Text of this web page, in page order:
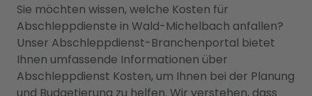
Sie möchten wissen, welche Kosten für
Abschleppdienste in Wald-Michelbach anfallen?
Unser Abschleppdienst-Branchenportal bietet
Ihnen umfassende Informationen über
Abschleppdienst Kosten, um Ihnen bei der Planung
und Budgetierung zu helfen. Wir verstehen, dass